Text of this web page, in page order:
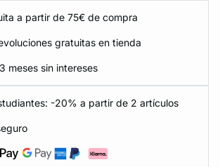
a partir de 75€ de compra
gratuitas en tienda
meses sin intereses
-20% a partir de 2 artículos